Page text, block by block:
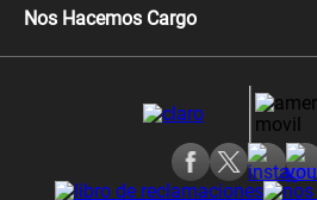
Celulares Motorola
Llamada por llamada
Comprobantes electrónicos
Consulta de IMEI
Nos Hacemos Cargo
Consulta de reclamos
Adquirientes iPhone 6, 6S y SE
Mensaje de Seguridad
Términos y Condiciones de Tienda Claro